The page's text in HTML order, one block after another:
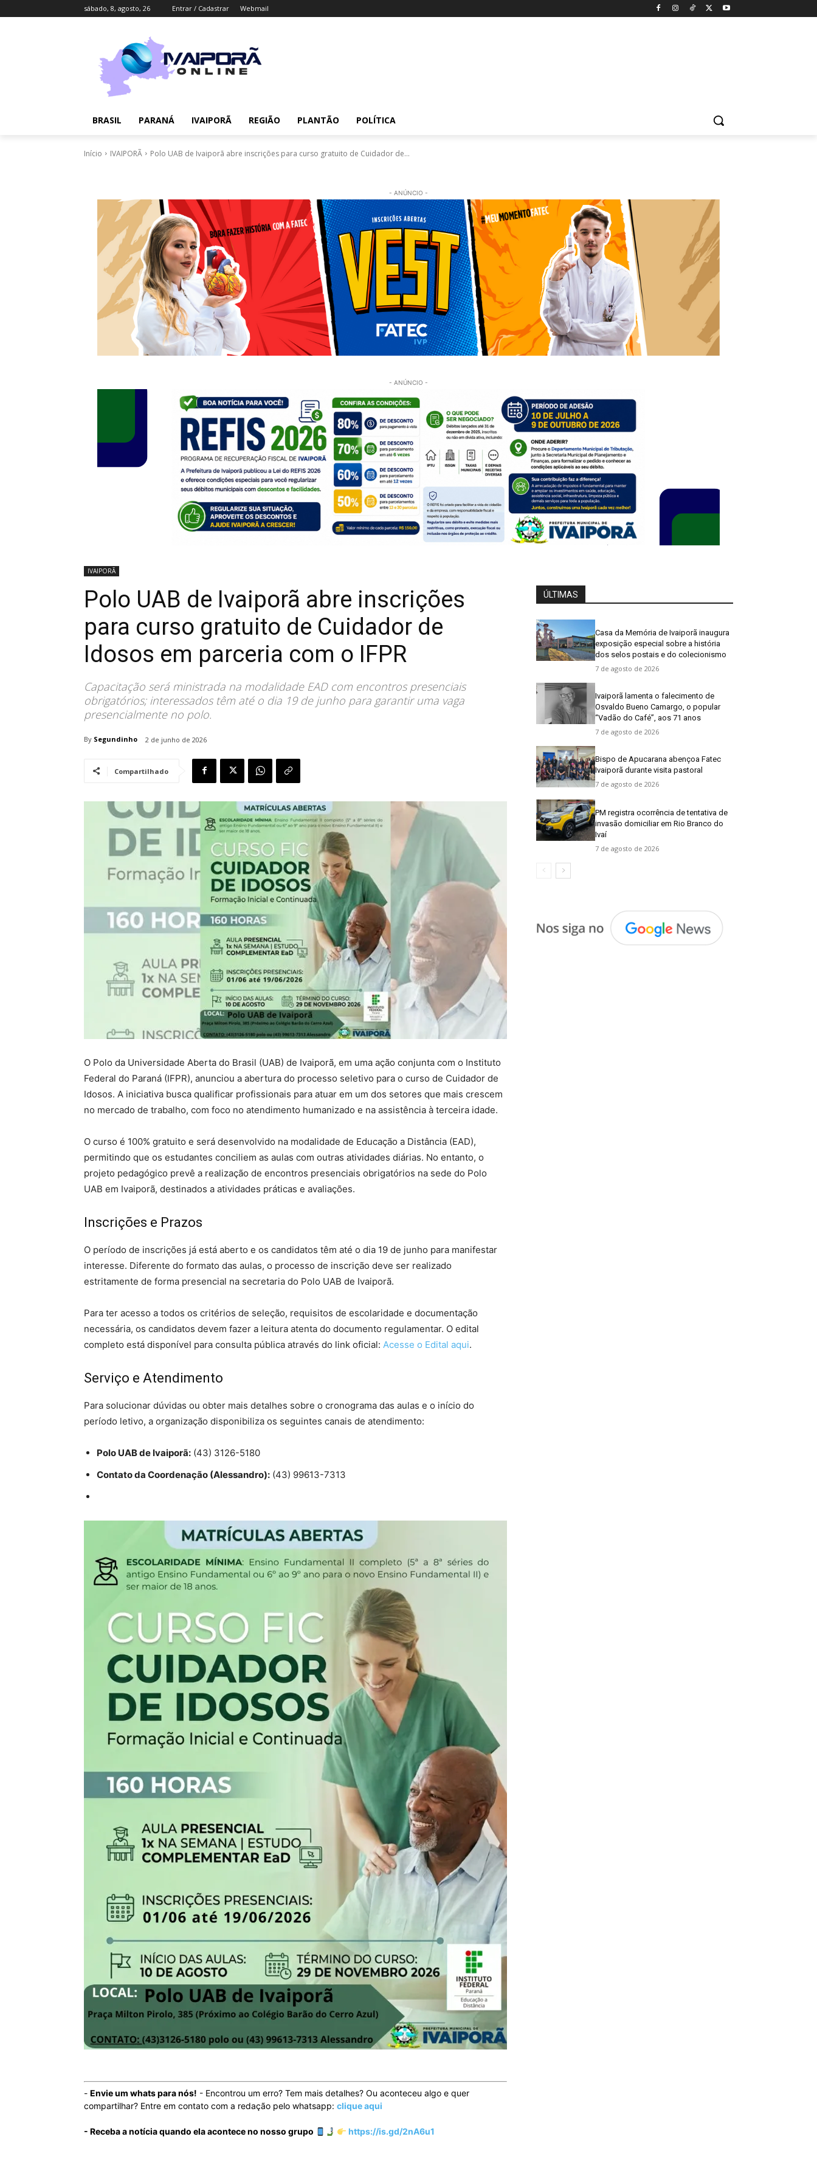
sábado, 8, agosto, 26 Entrar / Cadastrar Webmail
BRASIL PARANÁ IVAIPORÃ REGIÃO PLANTÃO POLÍTICA
Início IVAIPORÃ Polo UAB de Ivaiporã abre inscrições para curso gratuito de Cuidador de...
- ANÚNCIO -
- ANÚNCIO -
IVAIPORÃ
Polo UAB de Ivaiporã abre inscrições
para curso gratuito de Cuidador de
Idosos em parceria com o IFPR
Capacitação será ministrada na modalidade EAD com encontros presenciais
obrigatórios; interessados têm até o dia 19 de junho para garantir uma vaga
presencialmente no polo.
By Segundinho 2 de junho de 2026
Compartilhado
O Polo da Universidade Aberta do Brasil (UAB) de Ivaiporã, em uma ação conjunta com o Instituto
Federal do Paraná (IFPR), anunciou a abertura do processo seletivo para o curso de Cuidador de
Idosos. A iniciativa busca qualificar profissionais para atuar em um dos setores que mais crescem
no mercado de trabalho, com foco no atendimento humanizado e na assistência à terceira idade.
O curso é 100% gratuito e será desenvolvido na modalidade de Educação a Distância (EAD),
permitindo que os estudantes conciliem as aulas com outras atividades diárias. No entanto, o
projeto pedagógico prevê a realização de encontros presenciais obrigatórios na sede do Polo
UAB em Ivaiporã, destinados a atividades práticas e avaliações.
Inscrições e Prazos
O período de inscrições já está aberto e os candidatos têm até o dia 19 de junho para manifestar
interesse. Diferente do formato das aulas, o processo de inscrição deve ser realizado
estritamente de forma presencial na secretaria do Polo UAB de Ivaiporã.
Para ter acesso a todos os critérios de seleção, requisitos de escolaridade e documentação
necessária, os candidatos devem fazer a leitura atenta do documento regulamentar. O edital
completo está disponível para consulta pública através do link oficial: Acesse o Edital aqui.
Serviço e Atendimento
Para solucionar dúvidas ou obter mais detalhes sobre o cronograma das aulas e o início do
período letivo, a organização disponibiliza os seguintes canais de atendimento:
Polo UAB de Ivaiporã: (43) 3126-5180
Contato da Coordenação (Alessandro): (43) 99613-7313
- Envie um whats para nós! - Encontrou um erro? Tem mais detalhes? Ou aconteceu algo e quer
compartilhar? Entre em contato com a redação pelo whatsapp: clique aqui
- Receba a notícia quando ela acontece no nosso grupo https://is.gd/2nA6u1
ÚLTIMAS
Casa da Memória de Ivaiporã inaugura
exposição especial sobre a história
dos selos postais e do colecionismo
7 de agosto de 2026
Ivaiporã lamenta o falecimento de
Osvaldo Bueno Camargo, o popular
“Vadão do Café”, aos 71 anos
7 de agosto de 2026
Bispo de Apucarana abençoa Fatec
Ivaiporã durante visita pastoral
7 de agosto de 2026
PM registra ocorrência de tentativa de
invasão domiciliar em Rio Branco do
Ivaí
7 de agosto de 2026